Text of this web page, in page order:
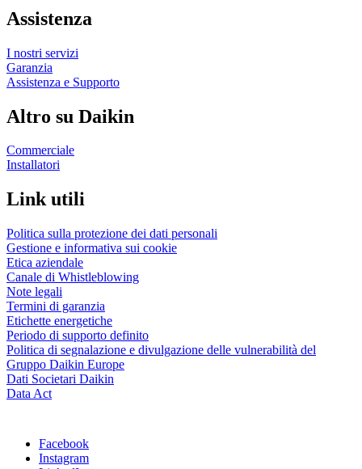
Assistenza
I nostri servizi
Garanzia
Assistenza e Supporto
Altro su Daikin
Commerciale
Installatori
Link utili
Politica sulla protezione dei dati personali
Gestione e informativa sui cookie
Etica aziendale
Canale di Whistleblowing
Note legali
Termini di garanzia
Etichette energetiche
Periodo di supporto definito
Politica di segnalazione e divulgazione delle vulnerabilità del
Gruppo Daikin Europe
Dati Societari Daikin
Data Act
Facebook
Instagram